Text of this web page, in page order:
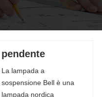
pendente
La lampada a
sospensione Bell è una
lampada nordica